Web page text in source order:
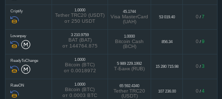
Criptify 1.0000
Tether TRC20 (USDT)
от 250 USDT
45.1744
Visa MasterCard
(UAH)
53 019.40 0 / 7
Lovanpay 3 210.9759
BAT (BAT)
от 144764.875
1.0000
Bitcoin Cash
(BCH)
856.34 0 / 9
ReadyToChange 1.0000
Bitcoin (BTC)
от 0.0018972
5 989 229.1992
Т-Банк (RUB) 15 280 715.98 0 / 3
RateON 1.0000
Bitcoin (BTC)
от 0.0003 BTC
65 592.4340
Tether TRC20
(USDT)
107 236.00 0 / 4